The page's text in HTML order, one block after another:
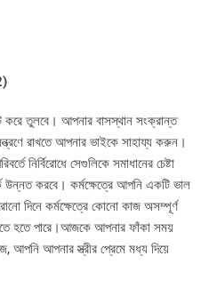
করে তুলবে। আপনার বাসস্থান সংক্রান্ত
রাখতে আপনার ভাইকে সাহায্য করুন।
নির্বিরোধে সেগুলিকে সমাধানের চেষ্টা
করবে। কর্মক্ষেত্রে আপনি একটি ভাল
দিনে কর্মক্ষেত্রে কোনো কাজ অসম্পূর্ণ
হতে পারে।আজকে আপনার ফাঁকা সময়
আপনার স্ত্রীর প্রেমে মধ্য দিয়ে